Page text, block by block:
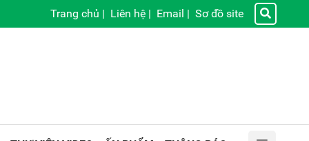
Trang chủ | Liên hệ | Email | Sơ đồ site